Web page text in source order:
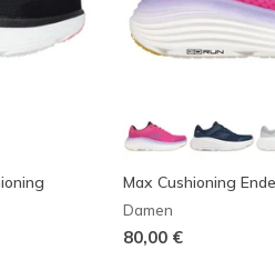
Max Cushioning
Damen
80,00 €